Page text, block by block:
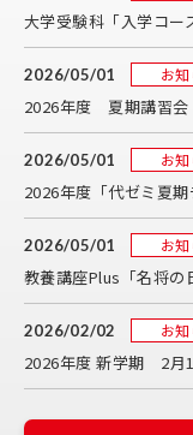
大学受験科「入学コー
2026/05/01 お
2026年度 夏期講習
2026/05/01 お
2026年度「代ゼミ夏
2026/05/01 お
教養講座Plus「名将の
2026/02/02 お
2026年度 新学期 2月